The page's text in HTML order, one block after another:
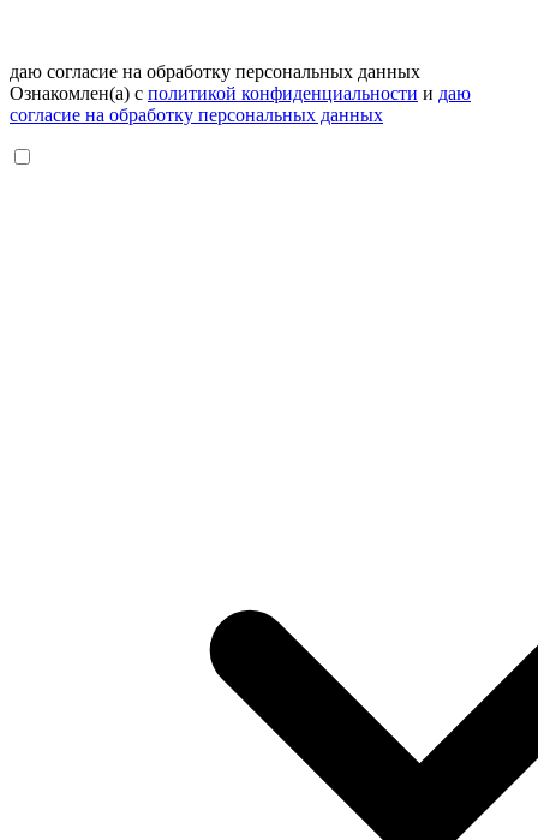
даю согласие на обработку персональных данных
Ознакомлен(а) с политикой конфиденциальности и даю
согласие на обработку персональных данных